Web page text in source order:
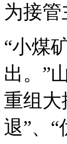
为接管
“小煤
出。”
重组大
退”、